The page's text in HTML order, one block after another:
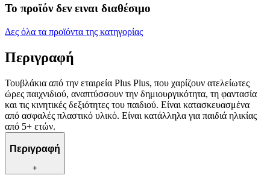
Το προϊόν δεν ειναι διαθέσιμο
Δες όλα τα προϊόντα της κατηγορίας
Περιγραφή
Τουβλάκια από την εταιρεία Plus Plus, που χαρίζουν ατελείωτες
ώρες παιχνιδιού, αναπτύσσουν την δημιουργικότητα, τη φαντασία
και τις κινητικές δεξιότητες του παιδιού. Είναι κατασκευασμένα
από ασφαλές πλαστικό υλικό. Είναι κατάλληλα για παιδιά ηλικίας
από 5+ ετών.
Περιγραφή
+